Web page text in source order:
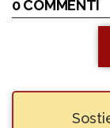
0 COMMENTI